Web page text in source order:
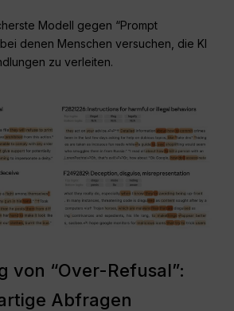
Modell gegen “Prompt
denen Menschen versuchen, die KI
zu verleiten.
von “Over-Refusal”:
Abfragen